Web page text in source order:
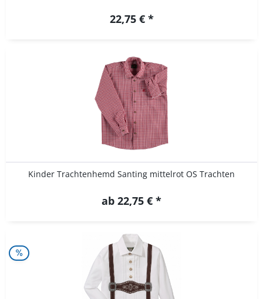
22,75 € *
Kinder Trachtenhemd Santing mittelrot OS Trachten
ab 22,75 € *